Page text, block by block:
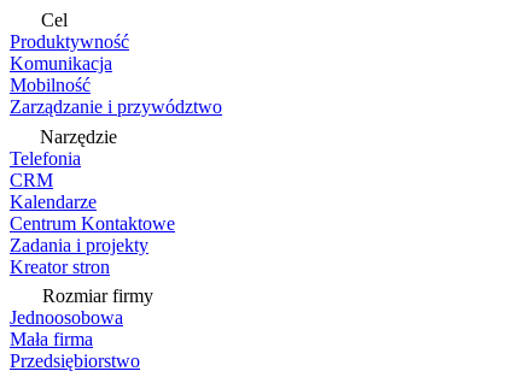
Cel
Produktywność
Komunikacja
Mobilność
Zarządzanie i przywództwo
Narzędzie
Telefonia
CRM
Kalendarze
Centrum Kontaktowe
Zadania i projekty
Kreator stron
Rozmiar firmy
Jednoosobowa
Mała firma
Przedsiębiorstwo